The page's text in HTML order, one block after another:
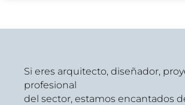
Si eres arquitecto, diseñador,
profesional
del sector, estamos encantados